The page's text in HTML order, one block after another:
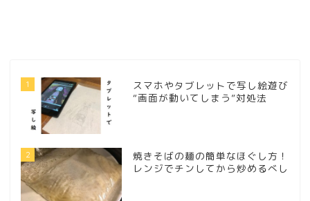
1
スマホやタブレットで写し絵遊び
“画面が動いてしまう”対処法
2
焼きそばの麺の簡単なほぐし方！
レンジでチンしてから炒めるべし